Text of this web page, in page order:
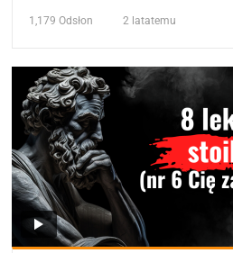
1,179 Odsłon 2 latatemu